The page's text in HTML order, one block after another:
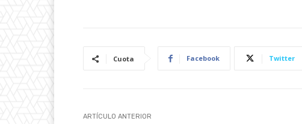
Cuota Facebook Twitter
ARTÍCULO ANTERIOR